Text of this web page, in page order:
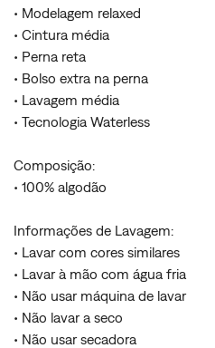
• Modelagem relaxed
• Cintura média
• Perna reta
• Bolso extra na perna
• Lavagem média
• Tecnologia Waterless
Composição:
• 100% algodão
Informações de Lavagem:
• Lavar com cores similares
• Lavar à mão com água fria
• Não usar máquina de lavar
• Não lavar a seco
• Não usar secadora